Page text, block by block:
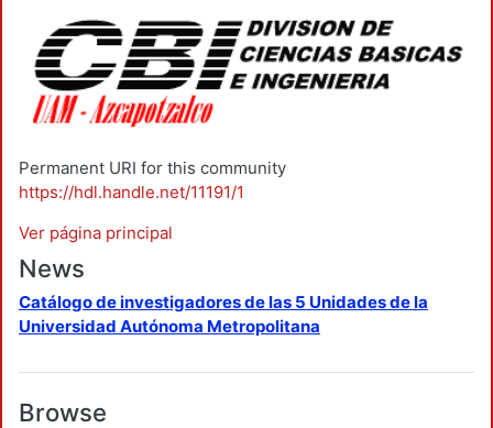
Permanent URI for this community
https://hdl.handle.net/11191/1
Ver página principal
News
Catálogo de investigadores de las 5 Unidades de la
Universidad Autónoma Metropolitana
Browse